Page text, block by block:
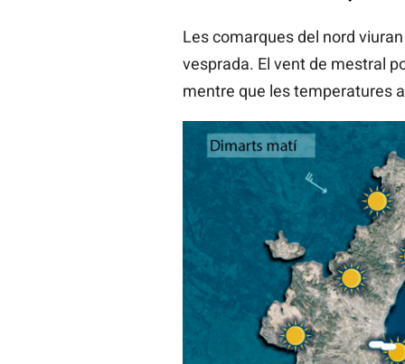
Les comarques del nord
vesprada. El vent de mestral
mentre que les temperatures